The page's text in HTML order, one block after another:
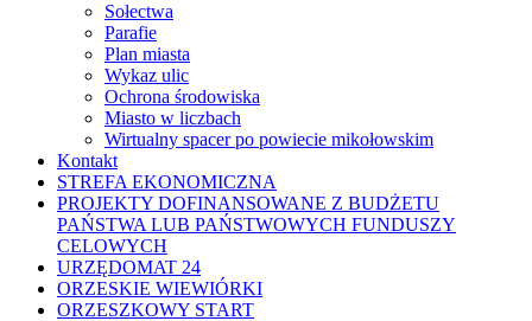
Sołectwa
Parafie
Plan miasta
Wykaz ulic
Ochrona środowiska
Miasto w liczbach
Wirtualny spacer po powiecie mikołowskim
Kontakt
STREFA EKONOMICZNA
PROJEKTY DOFINANSOWANE Z BUDŻETU
PAŃSTWA LUB PAŃSTWOWYCH FUNDUSZY
CELOWYCH
URZĘDOMAT 24
ORZESKIE WIEWIÓRKI
ORZESZKOWY START